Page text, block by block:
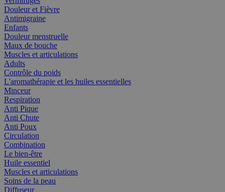
Douleur et Fièvre
Antimigraine
Enfants
Douleur menstruelle
Maux de bouche
Muscles et articulations
Adults
Contrôle du poids
L'aromathérapie et les huiles essentielles
Minceur
Respiration
Anti Pique
Anti Chute
Anti Poux
Circulation
Combination
Le bien-être
Huile essentiel
Muscles et articulations
Soins de la peau
Diffuseur